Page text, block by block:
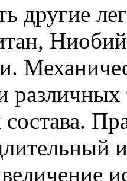
другие
различных
состава.